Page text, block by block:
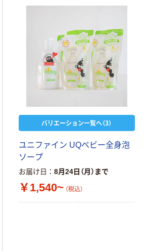
バリエーション一覧へ（3）
ユニファイン UQベビー全身泡
ソープ
お届け日 8月24日（月）まで
￥1,540~ （税込）